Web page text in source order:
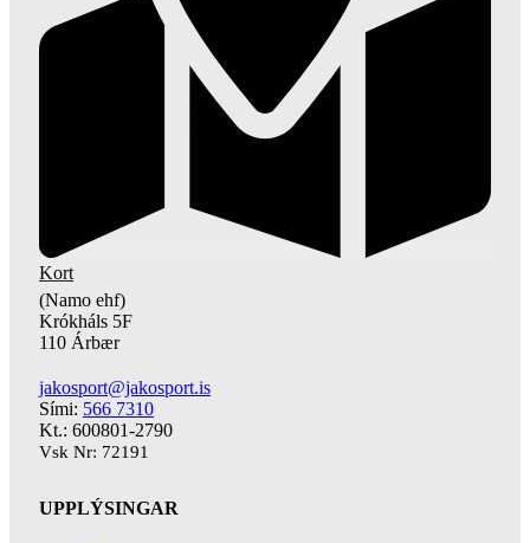
Kort
(Namo ehf)
Krókháls 5F
110 Árbær
jakosport@jakosport.is
Sími: 566 7310
Kt.: 600801-2790
Vsk Nr: 72191
UPPLÝSINGAR